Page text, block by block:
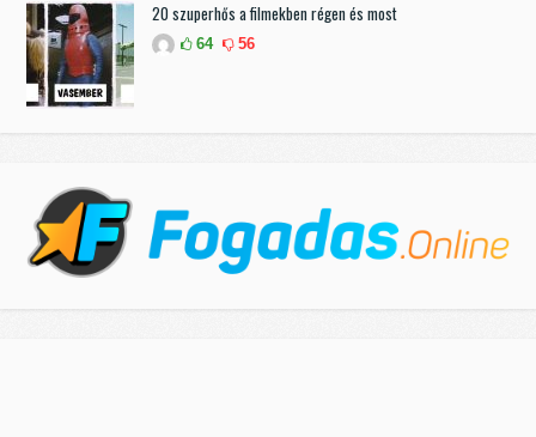
20 szuperhős a filmekben régen és most
64 56